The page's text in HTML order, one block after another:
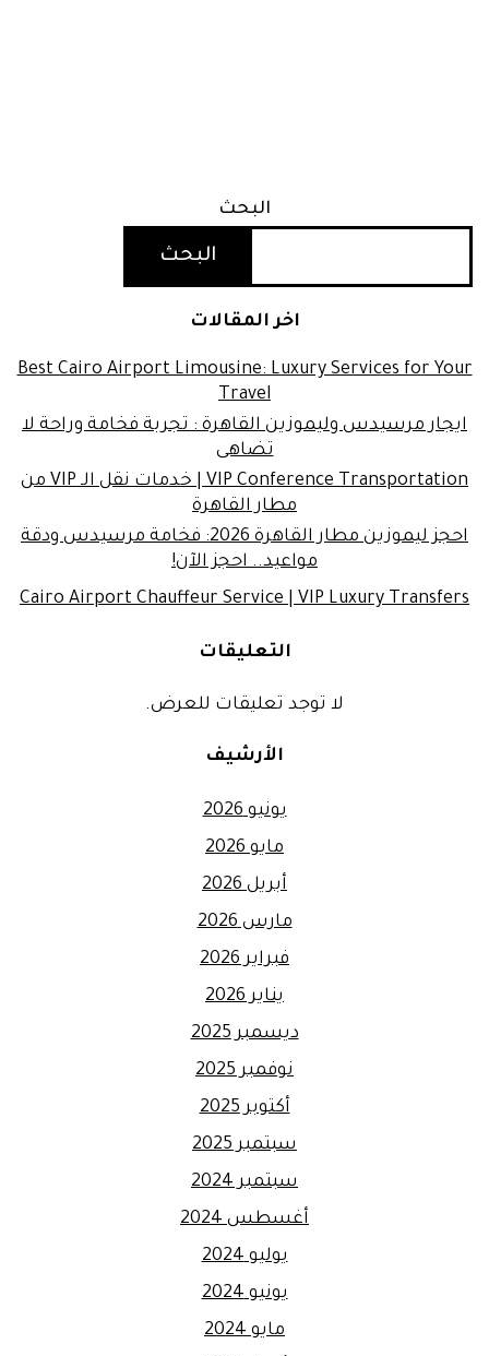
البحث
البحث
اخر المقالات
Best Cairo Airport Limousine: Luxury Services for Your
Travel
ايجار مرسيدس وليموزين القاهرة : تجربة فخامة وراحة لا
تضاهى
VIP Conference Transportation | خدمات نقل الـ VIP من
مطار القاهرة
احجز ليموزين مطار القاهرة 2026: فخامة مرسيدس ودقة
مواعيد.. احجز الآن!
Cairo Airport Chauffeur Service | VIP Luxury Transfers
التعليقات
لا توجد تعليقات للعرض.
الأرشيف
يونيو 2026
مايو 2026
أبريل 2026
مارس 2026
فبراير 2026
يناير 2026
ديسمبر 2025
نوفمبر 2025
أكتوبر 2025
سبتمبر 2025
سبتمبر 2024
أغسطس 2024
يوليو 2024
يونيو 2024
مايو 2024